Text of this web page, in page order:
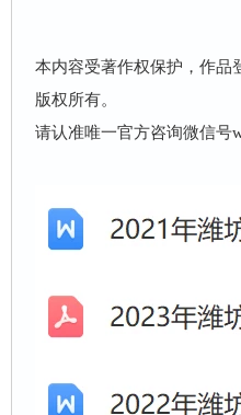
本内容受著作权保护，作品
版权所有。
请认准唯一官方咨询微信号